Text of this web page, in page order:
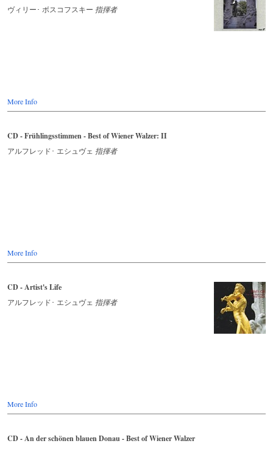
ヴィリー･ ボスコフスキー 指揮者
More Info
CD - Frühlingsstimmen - Best of Wiener Walzer: II
アルフレッド･ エシュヴェ 指揮者
More Info
CD - Artist's Life
アルフレッド･ エシュヴェ 指揮者
More Info
CD - An der schönen blauen Donau - Best of Wiener Walzer